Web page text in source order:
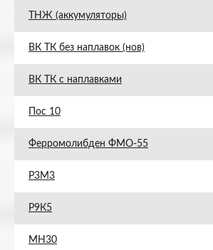
ТНЖ (аккумуляторы)
ВК ТК без наплавок (нов)
ВК ТК с наплавками
Пос 10
Ферромолибден ФМО-55
Р3М3
Р9К5
МН30